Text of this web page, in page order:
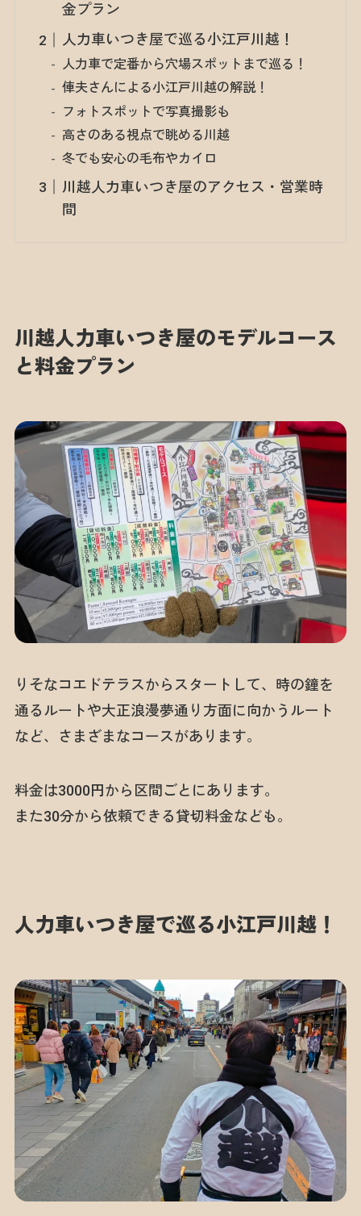
金プラン
人力車いつき屋で巡る小江戸川越！
人力車で定番から穴場スポットまで巡る！
俥夫さんによる小江戸川越の解説！
フォトスポットで写真撮影も
高さのある視点で眺める川越
冬でも安心の毛布やカイロ
川越人力車いつき屋のアクセス・営業時
間
川越人力車いつき屋のモデルコース
と料金プラン
りそなコエドテラスからスタートして、時の鐘を
通るルートや大正浪漫夢通り方面に向かうルート
など、さまざまなコースがあります。
料金は3000円から区間ごとにあります。
また30分から依頼できる貸切料金なども。
人力車いつき屋で巡る小江戸川越！